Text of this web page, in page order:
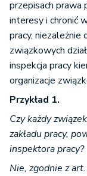
przepisach prawa
interesy i chronić
pracy, niezależnie
związkowych
inspekcja pracy
organizacje
Przykład 1.
Czy każdy
zakładu pracy,
inspektora pracy?
Nie, zgodnie z